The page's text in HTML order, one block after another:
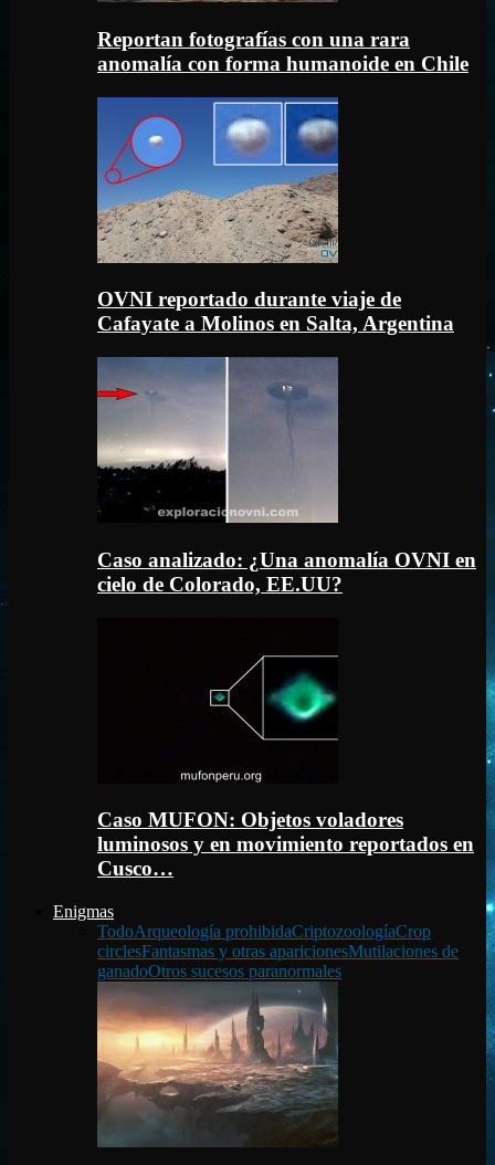
Reportan fotografías con una rara
anomalía con forma humanoide en Chile
OVNI reportado durante viaje de
Cafayate a Molinos en Salta, Argentina
Caso analizado: ¿Una anomalía OVNI en
cielo de Colorado, EE.UU?
Caso MUFON: Objetos voladores
luminosos y en movimiento reportados en
Cusco…
Enigmas
TodoArqueología prohibidaCriptozoologíaCrop
circlesFantasmas y otras aparicionesMutilaciones de
ganadoOtros sucesos paranormales